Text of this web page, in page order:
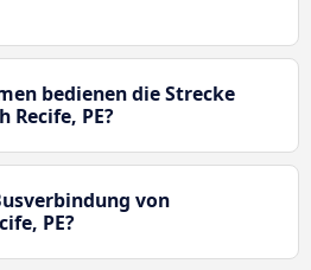
bedienen die Strecke
Recife, PE?
von
PE?